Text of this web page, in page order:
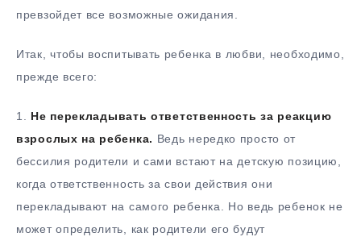
превзойдет все возможные ожидания.
Итак, чтобы воспитывать ребенка в любви, необходимо,
прежде всего:
1. Не перекладывать ответственность за реакцию
взрослых на ребенка. Ведь нередко просто от
бессилия родители и сами встают на детскую позицию,
когда ответственность за свои действия они
перекладывают на самого ребенка. Но ведь ребенок не
может определить, как родители его будут